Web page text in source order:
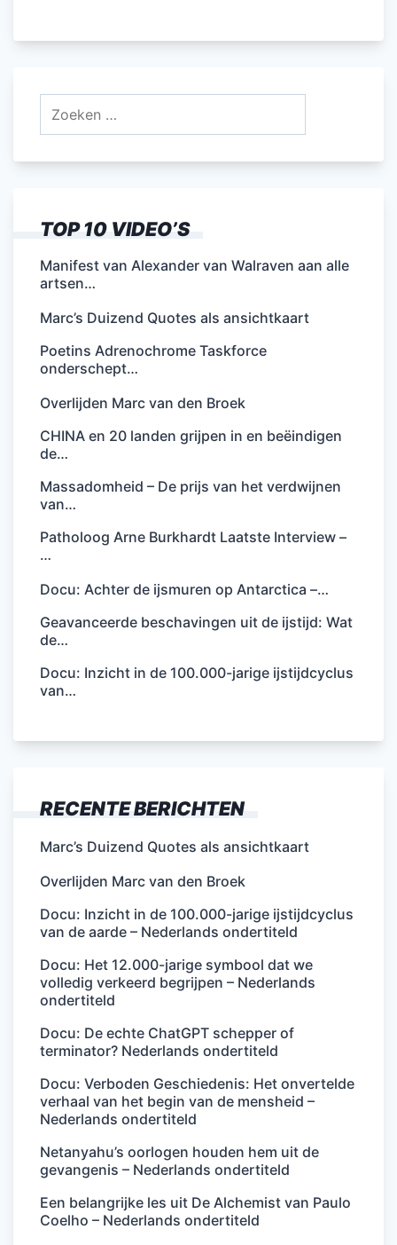
TOP 10 VIDEO’S
Manifest van Alexander van Walraven aan alle
artsen…
Marc’s Duizend Quotes als ansichtkaart
Poetins Adrenochrome Taskforce
onderschept…
Overlijden Marc van den Broek
CHINA en 20 landen grijpen in en beëindigen
de…
Massadomheid – De prijs van het verdwijnen
van…
Patholoog Arne Burkhardt Laatste Interview –
…
Docu: Achter de ijsmuren op Antarctica –…
Geavanceerde beschavingen uit de ijstijd: Wat
de…
Docu: Inzicht in de 100.000-jarige ijstijdcyclus
van…
RECENTE BERICHTEN
Marc’s Duizend Quotes als ansichtkaart
Overlijden Marc van den Broek
Docu: Inzicht in de 100.000-jarige ijstijdcyclus
van de aarde – Nederlands ondertiteld
Docu: Het 12.000-jarige symbool dat we
volledig verkeerd begrijpen – Nederlands
ondertiteld
Docu: De echte ChatGPT schepper of
terminator? Nederlands ondertiteld
Docu: Verboden Geschiedenis: Het onvertelde
verhaal van het begin van de mensheid –
Nederlands ondertiteld
Netanyahu’s oorlogen houden hem uit de
gevangenis – Nederlands ondertiteld
Een belangrijke les uit De Alchemist van Paulo
Coelho – Nederlands ondertiteld